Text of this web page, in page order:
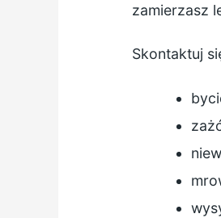
zamierzasz
Skontaktuj